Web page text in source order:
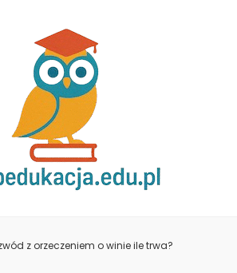
z orzeczeniem o winie ile trwa?